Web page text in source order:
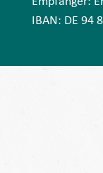
IBAN: DE 94